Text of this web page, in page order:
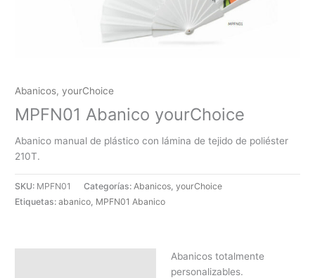
Abanicos,yourChoice
MPFN01 Abanico yourChoice
Abanico manual de plástico con lámina de tejido de poliéster
210T.
SKU: MPFN01 Categorías:Abanicos,yourChoice
Etiquetas:abanico, MPFN01 Abanico
Abanicos totalmente
personalizables.